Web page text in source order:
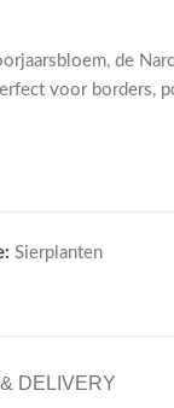
de
voor borders,
Sierplanten
DELIVERY